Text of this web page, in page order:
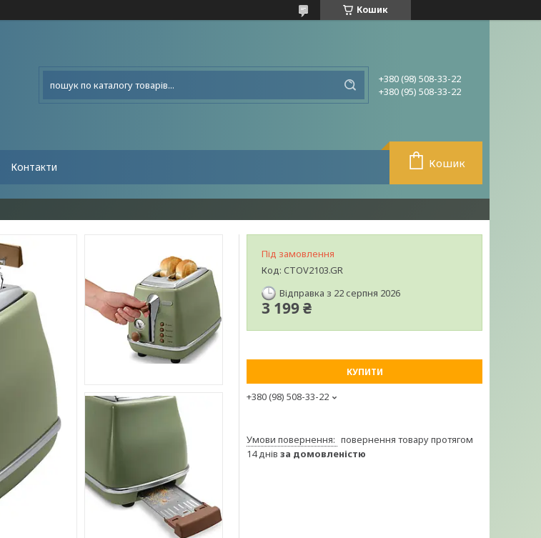
Кошик
+380 (98) 508-33-22
+380 (95) 508-33-22
Контакти Кошик
Під замовлення
Код: CTOV2103.GR
Відправка з 22 серпня 2026
3 199 ₴
КУПИТИ
+380 (98) 508-33-22
повернення товару протягом
14 днів за домовленістю